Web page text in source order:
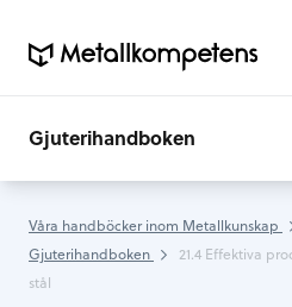
Gjuterihandboken
Våra handböcker inom Metallkunskap
Gjuterihandboken
21.4 Effektiva
stål